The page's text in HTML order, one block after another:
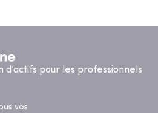
d’actifs pour les professionnels
vos